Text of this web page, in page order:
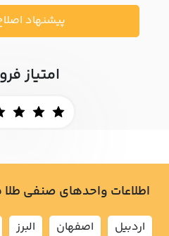
پیشنهاد
امتیاز
اطلاعات واحدهای صنفی
اردبيل اصفهان البرز